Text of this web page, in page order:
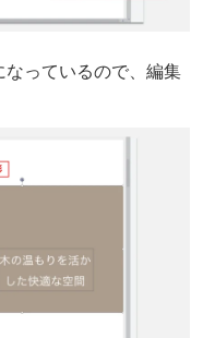
っているので、編集